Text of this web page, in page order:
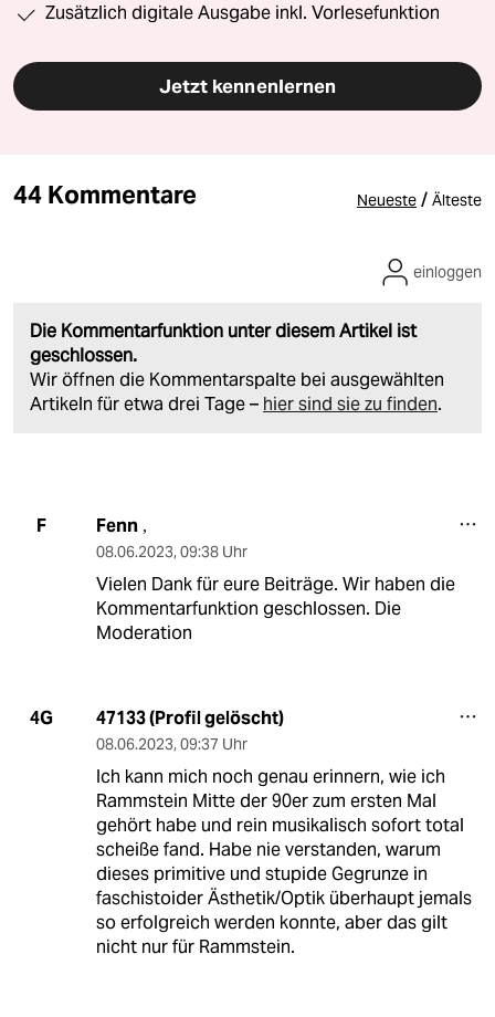
Zusätzlich digitale Ausgabe inkl. Vorlesefunktion
Jetzt kennenlernen
44 Kommentare Neueste / Älteste
Die Kommentarfunktion unter diesem Artikel ist
geschlossen.
Wir öffnen die Kommentarspalte bei ausgewählten
Artikeln für etwa drei Tage – hier sind sie zu finden.
einloggen
F Fenn,
08.06.2023, 09:38 Uhr
Vielen Dank für eure Beiträge. Wir haben die
Kommentarfunktion geschlossen. Die
Moderation
4G 47133 (Profil gelöscht)
08.06.2023, 09:37 Uhr
Ich kann mich noch genau erinnern, wie ich
Rammstein Mitte der 90er zum ersten Mal
gehört habe und rein musikalisch sofort total
scheiße fand. Habe nie verstanden, warum
dieses primitive und stupide Gegrunze in
faschistoider Ästhetik/Optik überhaupt jemals
so erfolgreich werden konnte, aber das gilt
nicht nur für Rammstein.